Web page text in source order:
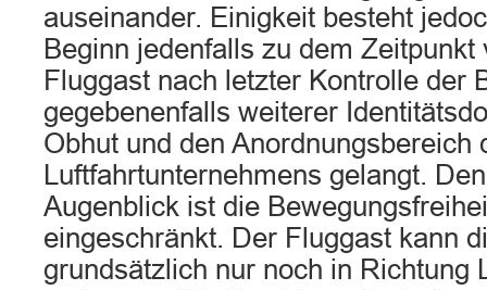
auseinander. Einigkeit besteht
Beginn jedenfalls zu dem
Fluggast nach letzter Kontrolle der
gegebenenfalls weiterer
Obhut und den Anordnungsbereich
Luftfahrtunternehmens gelangt.
Augenblick ist die
eingeschränkt. Der Fluggast kann
grundsätzlich nur noch in Richtung